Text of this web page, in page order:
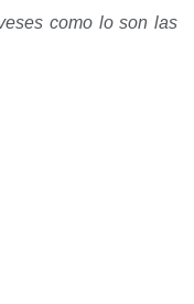
como lo son las